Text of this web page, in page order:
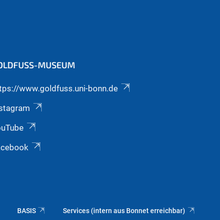
MUSEUM
www.goldfuss.uni-bonn.de
BASIS Services (intern aus Bonnet erreichbar)